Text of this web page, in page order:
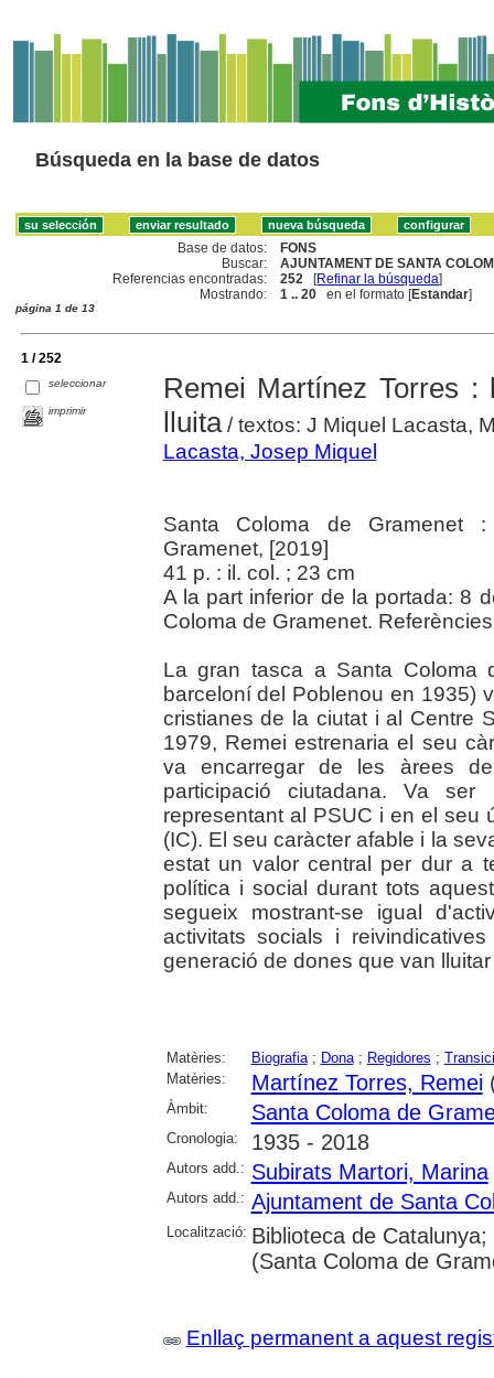
Búsqueda en la base de datos
Base de datos:
FONS
Buscar:
AJUNTAMENT DE SANTA
Referencias encontradas:
252 [Refinar la búsqueda]
Mostrando:
1 .. 20 en el formato [Estandar]
página 1 de 13
1 / 252
seleccionar
imprimir
Remei Martínez Torres
lluita/ textos: J Miquel Lacasta,
Lacasta, Josep Miquel
Santa Coloma de Gramenet
Gramenet, [2019]
41 p. : il. col. ; 23 cm
A la part inferior de la portada: 8
Coloma de Gramenet.
La gran tasca a Santa Coloma
barceloní del Poblenou en 1935)
cristianes de la ciutat i al Centre
1979, Remei estrenaria el seu
va encarregar de les àrees
participació ciutadana. Va
representant al PSUC i en el seu
(IC). El seu caràcter afable i la
estat un valor central per dur a
política i social durant tots
segueix mostrant-se igual
activitats socials i
generació de dones que van
Matèries: Biografia; Dona; Regidores ;
Matèries:
Martínez Torres, Remei
Àmbit: Santa Coloma de
Cronologia: 1935 - 2018
Autors add.: Subirats Martori, Marina
Autors add.: Ajuntament de Santa
Localització: Biblioteca de
(Santa Coloma de
Enllaç permanent a aquest